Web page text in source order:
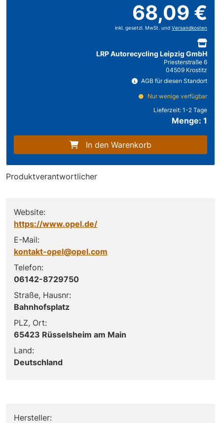
68,09 €
inkl. gesetzl. MwSt. und Versandkosten
LRP Autorecycling Leipzig GmbH
Priesterstraße 6
04509 Krostitz
AGB für diesen Standort
Nur wenige verfügbar
Lieferzeit: 1-2 Tage
Menge: 1
In den Warenkorb
Produktverantwortlicher
Website:
https://www.opel.de/
E-Mail:
kontakt-opel@opel.com
Telefon:
06142-8729750
Straße, Hausnr:
Bahnhofsplatz
PLZ, Ort:
65423 Rüsselsheim am Main
Land:
Deutschland
Hersteller: